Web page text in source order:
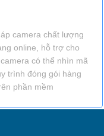
camera chất lượng
online, hỗ trợ cho
có thể nhìn mã
trình đóng gói hàng
phần mềm